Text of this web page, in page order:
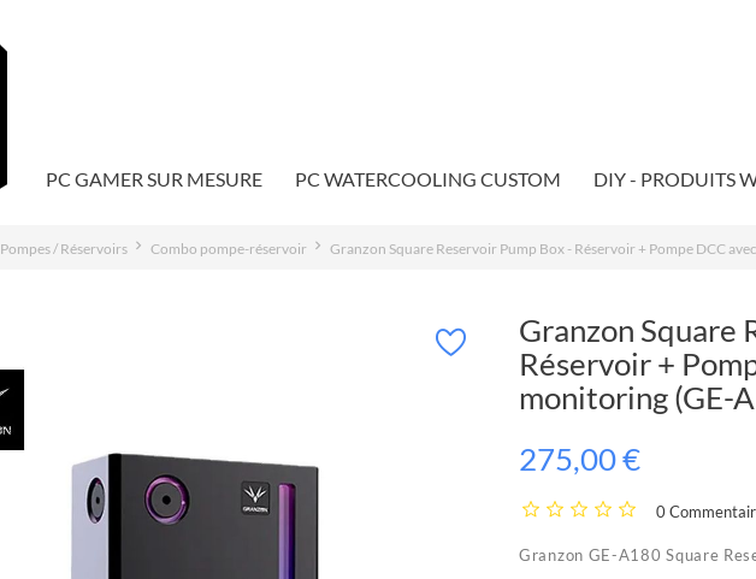
PC GAMER SUR MESURE PC WATERCOOLING CUSTOM DIY - PRODUITS
Pompes / Réservoirs Combo pompe-réservoir Granzon Square Reservoir Pump Box - Réservoir + Pompe DCC
Granzon Square
Réservoir +
monitoring (GE-
275,00 €
0
Granzon GE-A180 Square